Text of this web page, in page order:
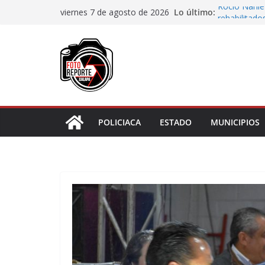
viernes 7 de agosto de 2026 Lo último: Rocío
municipios
POLICIACA ESTADO MUNICIPIOS